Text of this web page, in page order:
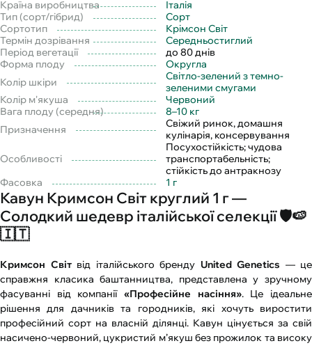
Країна виробництва
Італія
Тип (сорт/гібрид)
Сорт
Сортотип
Крімсон Світ
Термін дозрівання
Середньостиглий
Період вегетації
до 80 днів
Форма плоду
Округла
Колір шкіри
Світло-зелений з темно-
зеленими смугами
Колір м'якуша
Червоний
Вага плоду (середня)
8–10 кг
Призначення
Свіжий ринок, домашня
кулінарія, консервування
Особливості
Посухостійкість; чудова
транспортабельність;
стійкість до антракнозу
Фасовка
1 г
Кавун Кримсон Світ круглий 1 г —
Солодкий шедевр італійської селекції 🛡️🍉
🇮🇹
Кримсон Світвід італійського бренду United Genetics — це
справжня класика баштанництва, представлена у зручному
фасуванні від компанії «Професійне насіння». Це ідеальне
рішення для дачників та городників, які хочуть виростити
професійний сорт на власній ділянці. Кавун цінується за свій
насичено-червоний, цукристий м’якуш без прожилок та високу